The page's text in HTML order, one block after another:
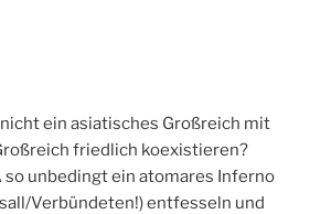
ein asiatisches Großreich mit
friedlich koexistieren?
so unbedingt ein atomares Inferno
Verbündeten!) entfesseln und